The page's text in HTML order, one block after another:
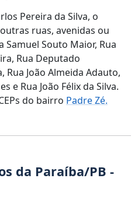
Pereira da Silva, o
ruas, avenidas ou
Souto Maior, Rua
Rua Deputado
Rua João Almeida Adauto,
e Rua João Félix da Silva.
do bairro Padre Zé.
da Paraíba/PB -